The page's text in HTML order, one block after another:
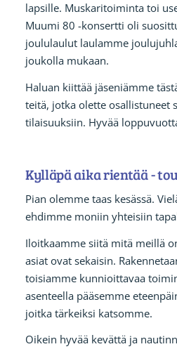
lapsille. Muskaritoiminta toi
Muumi 80 -konsertti oli
joululaulut laulamme
joukolla mukaan.
Haluan kiittää jäseniämme
teitä, jotka olette osallistuneet
tilaisuuksiin. Hyvää
Kylläpä aika rientää -
Pian olemme taas kesässä.
ehdimme moniin yhteisiin
Iloitkaamme siitä mitä meillä
asiat ovat sekaisin.
toisiamme kunnioittavaa
asenteella pääsemme
joitka tärkeiksi katsomme.
Oikein hyvää kevättä ja